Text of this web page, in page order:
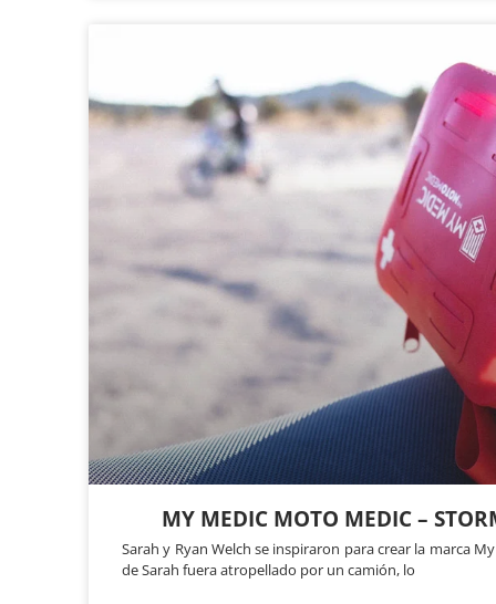
MY MEDIC MOTO MEDIC –
Sarah y Ryan Welch se inspiraron para crear la marca
de Sarah fuera atropellado por un camión, lo